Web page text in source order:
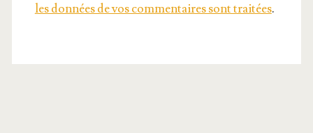
les données de vos commentaires sont traitées.